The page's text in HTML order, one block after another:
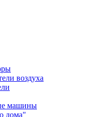
воздуха
машины
дома"